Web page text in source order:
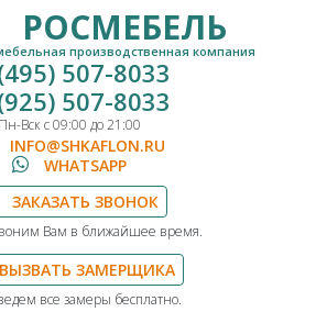
РОСМЕБЕЛЬ
производственная компания
507-8033
507-8033
Пн-Вск с 09:00 до 21:00
INFO@SHKAFLON.RU
WHATSAPP
ЗАКАЗАТЬ ЗВОНОК
Вам в ближайшее время.
ВЫЗВАТЬ ЗАМЕРЩИКА
все замеры бесплатно.